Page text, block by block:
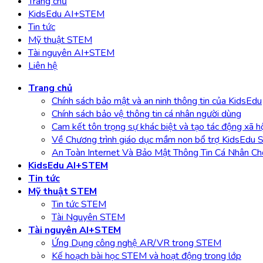
KidsEdu AI+STEM
Tin tức
Mỹ thuật STEM
Tài nguyên AI+STEM
Liên hệ
Trang chủ
Chính sách bảo mật và an ninh thông tin của KidsEdu
Chính sách bảo vệ thông tin cá nhân người dùng
Cam kết tôn trọng sự khác biệt và tạo tác động xã
Về Chương trình giáo dục mầm non bổ trợ KidsEdu
An Toàn Internet Và Bảo Mật Thông Tin Cá Nhân
KidsEdu AI+STEM
Tin tức
Mỹ thuật STEM
Tin tức STEM
Tài Nguyên STEM
Tài nguyên AI+STEM
Ứng Dụng công nghệ AR/VR trong STEM
Kế hoạch bài học STEM và hoạt động trong lớp